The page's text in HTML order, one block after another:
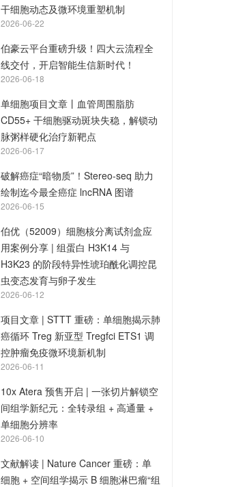
干细胞动态及微环境重塑机制
2026-06-22
伯豪云平台重磅升级！四大云流程全
线交付，开启智能生信新时代！
2026-06-18
单细胞项目文章丨血管周围脂肪
CD55+ 干细胞驱动斑块失稳，解锁动
脉粥样硬化治疗新靶点
2026-06-17
破解癌症“暗物质”！Stereo-seq 助力
绘制迄今最全癌症 lncRNA 图谱
2026-06-15
伯优（52009）细胞核分离试剂盒应
用案例分享 | 组蛋白 H3K14 与
H3K23 的阶段特异性琥珀酰化调控昆
虫变态发育与卵子发生
2026-06-12
项目文章 | STTT 重磅：单细胞揭示肺
癌循环 Treg 新亚型 Tregfci ETS1 调
控肿瘤免疫微环境新机制
2026-06-11
10x Atera 预售开启 | 一张切片解锁空
间组学新纪元：全转录组 + 高通量 +
单细胞分辨率
2026-06-10
文献解读 | Nature Cancer 重磅：单
细胞 + 空间组学揭示 B 细胞淋巴瘤“组